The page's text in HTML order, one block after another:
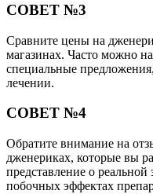
СОВЕТ №3
Сравните цены на
магазинах. Часто можно
специальные
лечении.
СОВЕТ №4
Обратите внимание на
дженериках, которые вы
представление о
побочных эффектах